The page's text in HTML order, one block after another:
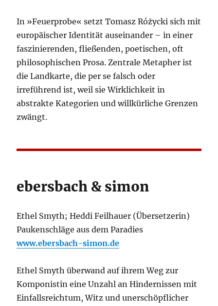
In »Feuerprobe« setzt Tomasz Różycki sich mit
europäischer Identität auseinander – in einer
faszinierenden, fließenden, poetischen, oft
philosophischen Prosa. Zentrale Metapher ist
die Landkarte, die per se falsch oder
irreführend ist, weil sie Wirklichkeit in
abstrakte Kategorien und willkürliche Grenzen
zwängt.
ebersbach & simon
Ethel Smyth; Heddi Feilhauer (Übersetzerin)
Paukenschläge aus dem Paradies
www.ebersbach-simon.de
Ethel Smyth überwand auf ihrem Weg zur
Komponistin eine Unzahl an Hindernissen mit
Einfallsreichtum, Witz und unerschöpflicher